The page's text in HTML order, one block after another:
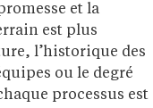
et la
est plus
l’historique des
ou le degré
processus est